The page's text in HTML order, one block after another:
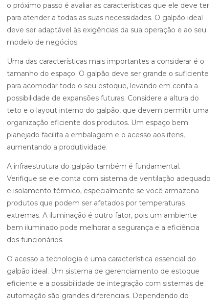
o próximo passo é avaliar as características que ele deve ter
para atender a todas as suas necessidades. O galpão ideal
deve ser adaptável às exigências da sua operação e ao seu
modelo de negócios.
Uma das características mais importantes a considerar é o
tamanho do espaço. O galpão deve ser grande o suficiente
para acomodar todo o seu estoque, levando em conta a
possibilidade de expansões futuras. Considere a altura do
teto e o layout interno do galpão, que devem permitir uma
organização eficiente dos produtos. Um espaço bem
planejado facilita a embalagem e o acesso aos itens,
aumentando a produtividade.
A infraestrutura do galpão também é fundamental.
Verifique se ele conta com sistema de ventilação adequado
e isolamento térmico, especialmente se você armazena
produtos que podem ser afetados por temperaturas
extremas. A iluminação é outro fator, pois um ambiente
bem iluminado pode melhorar a segurança e a eficiência
dos funcionários.
O acesso a tecnologia é uma característica essencial do
galpão ideal. Um sistema de gerenciamento de estoque
eficiente e a possibilidade de integração com sistemas de
automação são grandes diferenciais. Dependendo do